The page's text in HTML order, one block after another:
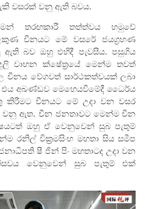
වසරක් වනු ඇති බවය.
තරඟකාරී තත්ත්වය හමුවේ
චීනයට මේ වසරේ ජයග්‍රහණ
බව ඔහු එහිදී පැවසීය. පසුගිය
වාහන ක්ෂේත්‍රයේ මෙන්ම තවත්
චීනය වේගවත් සාර්ථකත්වයක් ලබා
එය අඛණ්ඩව මෙහෙයවීමේදී ‍ධෛර්ය
කිරීමට චීනයට මේ උදා වන වසර
වනු ඇත. චීන ජනතාවට මෙන්ම චීන
ඔහු ඒ වෙනුවෙන් සුබ පැතුම්
රනිල් වික්‍රමසිංහ මහතා සිය සමීප
ෂී ජින් පිං මහතාටද උදා වන
වෙනුවෙන් සුබ පැතුම් එක්